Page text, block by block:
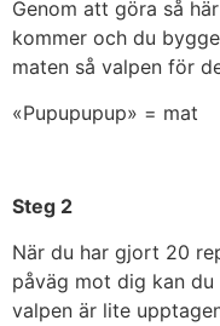
Genom att göra så
kommer och du
maten så valpen för
«Pupupupup» = mat
Steg 2
När du har gjort 20
påväg mot dig kan
valpen är lite